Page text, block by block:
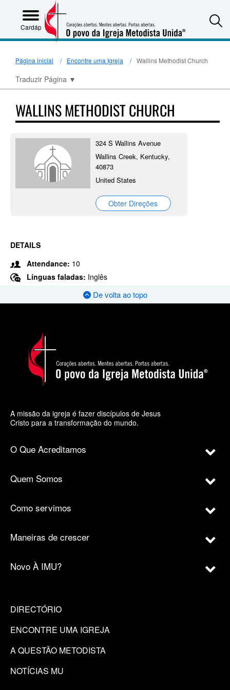
Cardápio
Página inicial Encontre uma Igreja Wallins Methodist Church
Traduzir Página ▼
WALLINS METHODIST CHURCH
324 S Wallins Avenue
Wallins Creek, Kentucky,
40873
United States
Obter Direções
DETAILS
Attendance: 10
Línguas faladas: Inglês
De volta ao topo
A missão da igreja é fazer discípulos de Jesus
Cristo para a transformação do mundo.
O Que Acreditamos
Quem Somos
Como servimos
Maneiras de crescer
Novo À IMU?
DIRECTÓRIO
ENCONTRE UMA IGREJA
A QUESTÃO METODISTA
NOTÍCIAS MU